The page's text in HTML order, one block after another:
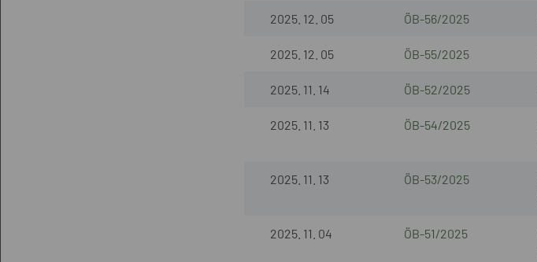
2025. 12. 05 ÖB-56/2025
2025. 12. 05 ÖB-55/2025
2025. 11. 14 ÖB-52/2025
2025. 11. 13 ÖB-54/2025
2025. 11. 13 ÖB-53/2025
2025. 11. 04 ÖB-51/2025